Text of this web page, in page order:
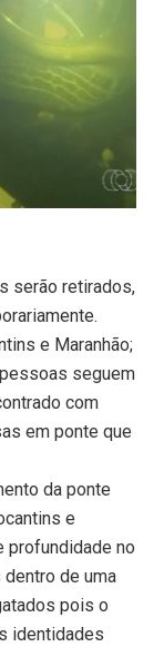
serão retirados,
e Maranhão;
seguem
com
em ponte que
da ponte
e
profundidade no
de uma
pois o
identidades